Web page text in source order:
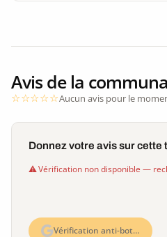
Avis de la
Aucun avis pour le
Donnez votre avis sur cette
Vérification non disponible —
Vérification anti-bot…